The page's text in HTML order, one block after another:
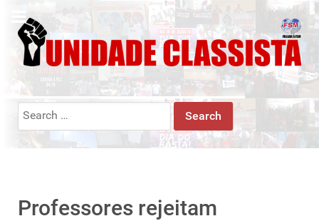
Search
Professores rejeitam